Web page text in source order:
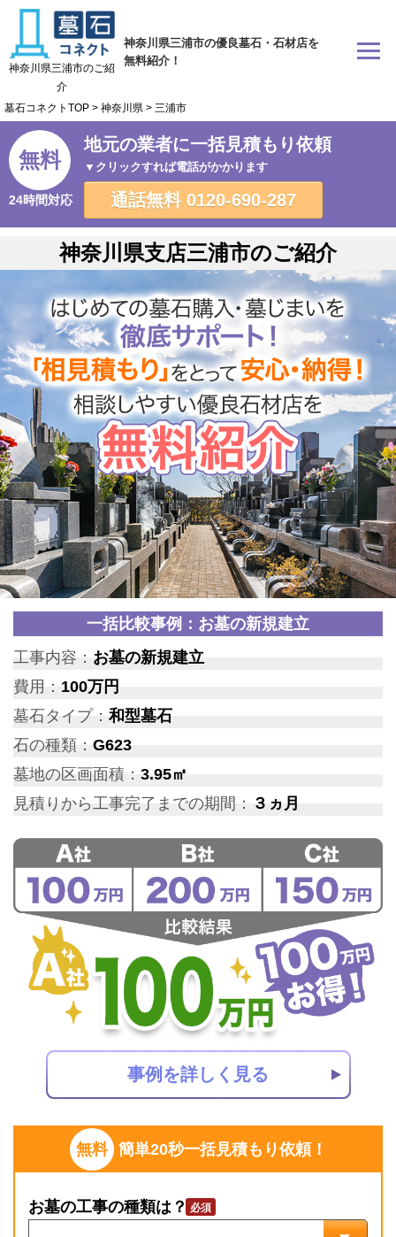
神奈川県三浦市の優良墓石・石材店を
無料紹介！
神奈川県三浦市のご紹
介
墓石コネクトTOP > 神奈川県 > 三浦市
無料
24時間対応
地元の業者に一括見積もり依頼
▼クリックすれば電話がかかります
通話無料 0120-690-287
神奈川県支店三浦市のご紹介
無料 簡単20秒一括見積もり依頼！
お墓の工事の種類は？
一括比較事例：お墓の新規建立
工事内容： お墓の新規建立
費用： 100万円
墓石タイプ：和型墓石
石の種類： G623
墓地の区画面積： 3.95㎡
見積りから工事完了までの期間： ３ヵ月
事例を詳しく見る